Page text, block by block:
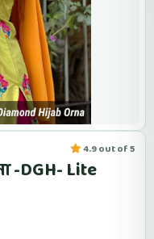
4.9 out of 5
-DGH- Lite